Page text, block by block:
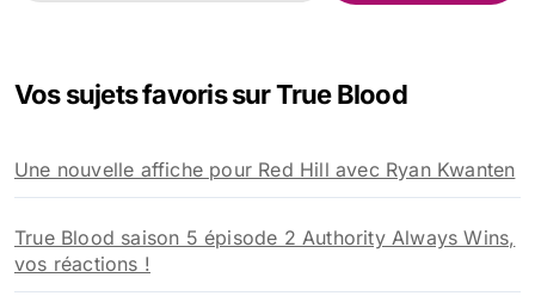
r
e
r
:
Vos sujets favoris sur True Blood
Une nouvelle affiche pour Red Hill avec Ryan Kwanten
True Blood saison 5 épisode 2 Authority Always Wins,
vos réactions !